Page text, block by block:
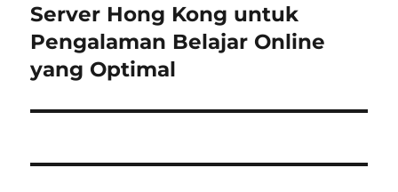
post:
Server Hong Kong untuk
Pengalaman Belajar Online
yang Optimal